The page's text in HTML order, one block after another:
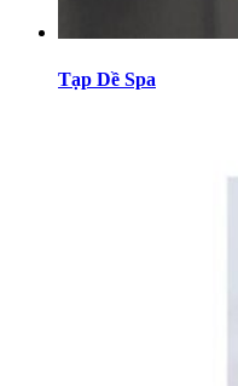
Tạp Dề Spa